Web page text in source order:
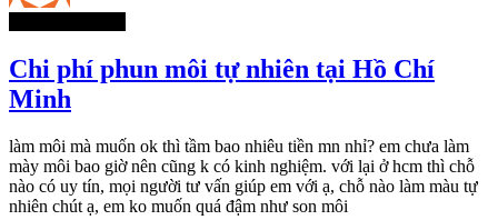
Chi phí phun môi tự nhiên tại Hồ Chí
Minh
làm môi mà muốn ok thì tầm bao nhiêu tiền mn nhỉ? em chưa làm
mày môi bao giờ nên cũng k có kinh nghiệm. với lại ở hcm thì chỗ
nào có uy tín, mọi người tư vấn giúp em với ạ, chỗ nào làm màu tự
nhiên chút ạ, em ko muốn quá đậm như son môi